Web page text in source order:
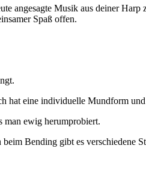
angesagte Musik aus deiner
Spaß offen.
eine individuelle Mundform
man ewig herumprobiert.
Bending gibt es verschiedene